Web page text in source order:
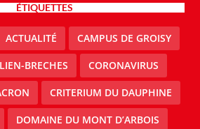
ÉTIQUETTES
ACTUALITÉ CAMPUS DE GROISY
BRECHES CORONAVIRUS
CRITERIUM DU DAUPHINE
DOMAINE DU MONT D’ARBOIS